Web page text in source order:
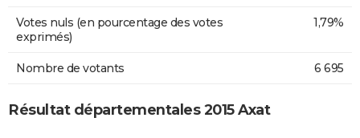
Votes nuls (en pourcentage des votes
exprimés)
1,79%
Nombre de votants 6 695
Résultat départementales 2015 Axat